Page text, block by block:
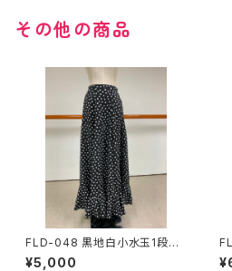
その他の商品
FLD-048 黒地白小水玉1段フ
リルスカート
¥5,000
ル